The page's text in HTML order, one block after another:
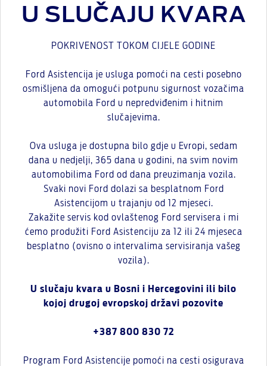
U SLUČAJU KVARA
POKRIVENOST TOKOM CIJELE GODINE
Ford Asistencija je usluga pomoći na cesti posebno
osmišljena da omogući potpunu sigurnost vozačima
automobila Ford u nepredviđenim i hitnim
slučajevima.
Ova usluga je dostupna bilo gdje u Evropi, sedam
dana u nedjelji, 365 dana u godini, na svim novim
automobilima Ford od dana preuzimanja vozila.
Svaki novi Ford dolazi sa besplatnom Ford
Asistencijom u trajanju od 12 mjeseci.
Zakažite servis kod ovlaštenog Ford servisera i mi
ćemo produžiti Ford Asistenciju za 12 ili 24 mjeseca
besplatno (ovisno o intervalima servisiranja vašeg
vozila).
U slučaju kvara u Bosni i Hercegovini ili bilo
kojoj drugoj evropskoj državi pozovite
+387 800 830 72
Program Ford Asistencije pomoći na cesti osigurava